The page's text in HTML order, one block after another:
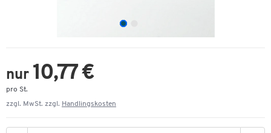
nur 10,77 €
pro St.
zzgl. MwSt. zzgl. Handlingskosten